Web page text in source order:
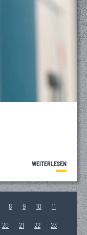
WEITERLESEN
8 9 10 11
20 21 22 23